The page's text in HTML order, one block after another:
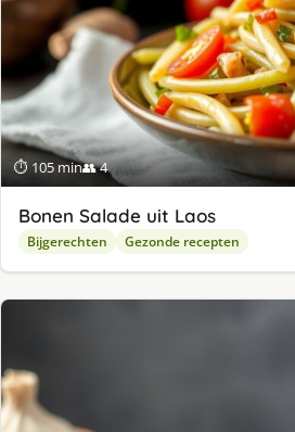
⏱ 105 min👥 4
Bonen Salade uit Laos
Bijgerechten Gezonde recepten